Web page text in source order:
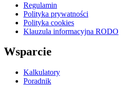
Regulamin
Polityka prywatności
Polityka cookies
Klauzula informacyjna RODO
Wsparcie
Kalkulatory
Poradnik